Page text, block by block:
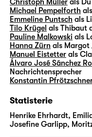
hin zum Vorwurf
muss fliehen,
Gefangenschaft.
bevorzustehen —
kann Johanna
Wie in vielen
sich Friedrich
tätig war, in „Die
Jeanne d’Arc, die
im
Christoph Müller als
Michael Pempelforth
Emmeline Puntsch als
Tilo Krügel als Thibaut
Pauline Malkowski als
Hanna Zürn als Margot
Manuel Eistetter als
Álvaro José Sánchez
Nachrichtensprecher
Konstantin
Statisterie
Henrike Ehrhardt,
Josefine Garlipp,